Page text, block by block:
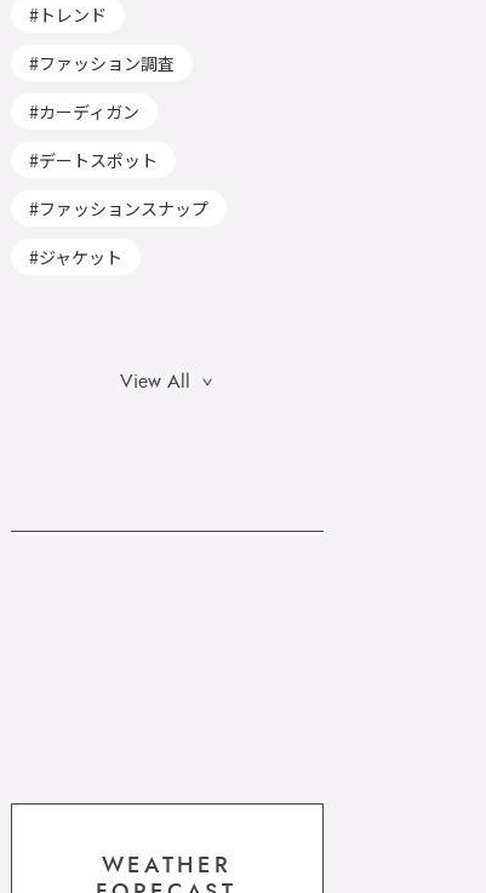
トレンド
ファッション調査
カーディガン
デートスポット
ファッションスナップ
ジャケット
View All
WEATHER